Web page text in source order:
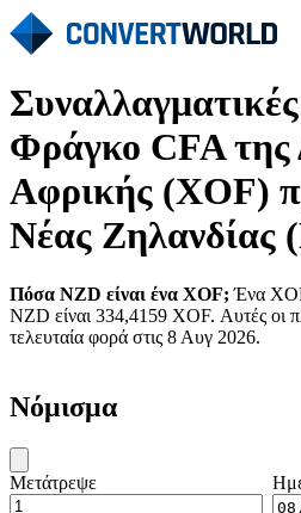
Συναλλαγματικές
Φράγκο CFA της
Αφρικής (XOF)
Νέας Ζηλανδίας
Πόσα NZD είναι ένα XOF; Ένα
NZD είναι 334,4159 XOF. Αυτές οι
τελευταία φορά στις 8 Αυγ 2026.
Νόμισμα
Μετάτρεψε